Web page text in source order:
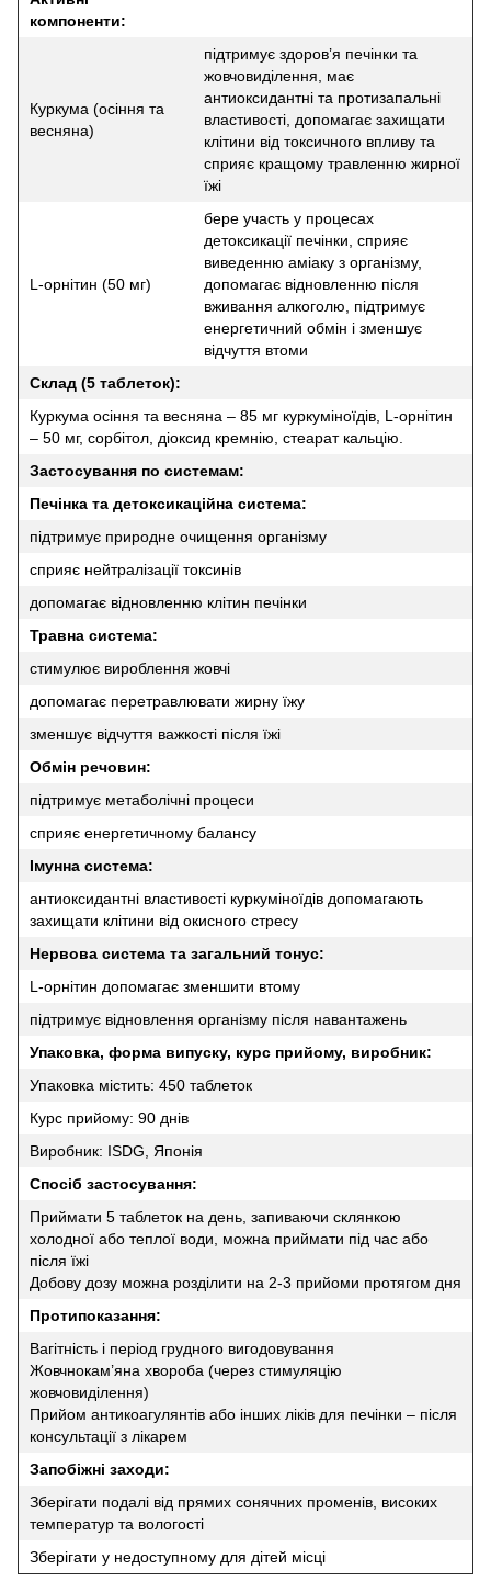
компоненти:
Куркума (осіння та
весняна)
підтримує здоров’я печінки та
жовчовиділення, має
антиоксидантні та протизапальні
властивості, допомагає захищати
клітини від токсичного впливу та
сприяє кращому травленню жирної
їжі
L-орнітин (50 мг)
бере участь у процесах
детоксикації печінки, сприяє
виведенню аміаку з організму,
допомагає відновленню після
вживання алкоголю, підтримує
енергетичний обмін і зменшує
відчуття втоми
Склад (5 таблеток):
Куркума осіння та весняна – 85 мг куркуміноїдів, L-орнітин
– 50 мг, сорбітол, діоксид кремнію, стеарат кальцію.
Застосування по системам:
Печінка та детоксикаційна система:
підтримує природне очищення організму
сприяє нейтралізації токсинів
допомагає відновленню клітин печінки
Травна система:
стимулює вироблення жовчі
допомагає перетравлювати жирну їжу
зменшує відчуття важкості після їжі
Обмін речовин:
підтримує метаболічні процеси
сприяє енергетичному балансу
Імунна система:
антиоксидантні властивості куркуміноїдів допомагають
захищати клітини від окисного стресу
Нервова система та загальний тонус:
L-орнітин допомагає зменшити втому
підтримує відновлення організму після навантажень
Упаковка, форма випуску, курс прийому, виробник:
Упаковка містить: 450 таблеток
Курс прийому: 90 днів
Виробник: ISDG, Японія
Спосіб застосування:
Приймати 5 таблеток на день, запиваючи склянкою
холодної або теплої води, можна приймати під час або
після їжі
Добову дозу можна розділити на 2-3 прийоми протягом дня
Протипоказання:
Вагітність і період грудного вигодовування
Жовчнокам’яна хвороба (через стимуляцію
жовчовиділення)
Прийом антикоагулянтів або інших ліків для печінки – після
консультації з лікарем
Запобіжні заходи:
Зберігати подалі від прямих сонячних променів, високих
температур та вологості
Зберігати у недоступному для дітей місці